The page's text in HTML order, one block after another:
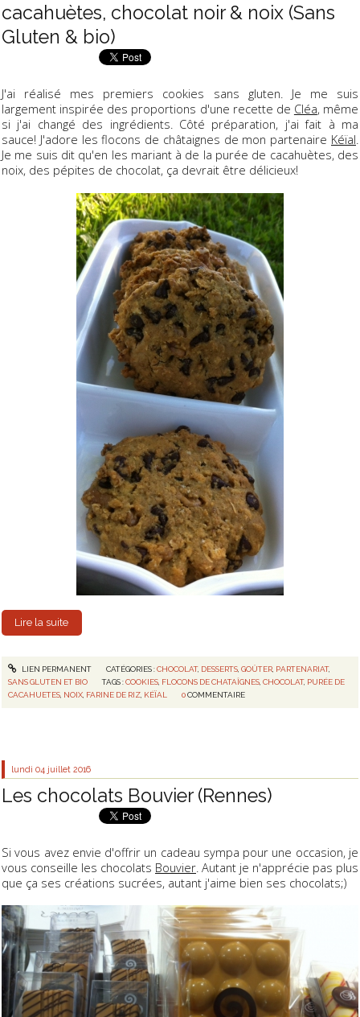
cacahuètes, chocolat noir & noix (Sans
Gluten & bio)
J'ai réalisé mes premiers cookies sans gluten. Je me suis
largement inspirée des proportions d'une recette de Cléa, même
si j'ai changé des ingrédients. Côté préparation, j'ai fait à ma
sauce! J'adore les flocons de châtaignes de mon partenaire Kéïal.
Je me suis dit qu'en les mariant à de la purée de cacahuètes, des
noix, des pépites de chocolat, ça devrait être délicieux!
Lire la suite
LIEN PERMANENT CATÉGORIES :CHOCOLAT, DESSERTS, GOÛTER, PARTENARIAT,
SANS GLUTEN ET BIO
TAGS :COOKIES FLOCONS DE CHATAÎGNES ,CHOCOLAT, PURÉE DE
CACAHUETES NOIX FARINE DE RIZ KÉÏAL 0 COMMENTAIRE
lundi 04 juillet 2016
Les chocolats Bouvier (Rennes)
Si vous avez envie d'offrir un cadeau sympa pour une occasion, je
vous conseille les chocolats Bouvier . Autant je n'apprécie pas plus
que ça ses créations sucrées, autant j'aime bien ses chocolats;)